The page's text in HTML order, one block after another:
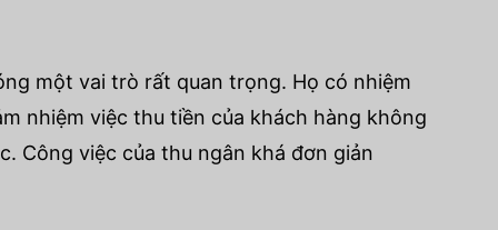
một vai trò rất quan trọng. Họ có nhiệm
nhiệm việc thu tiền của khách hàng không
Công việc của thu ngân khá đơn giản